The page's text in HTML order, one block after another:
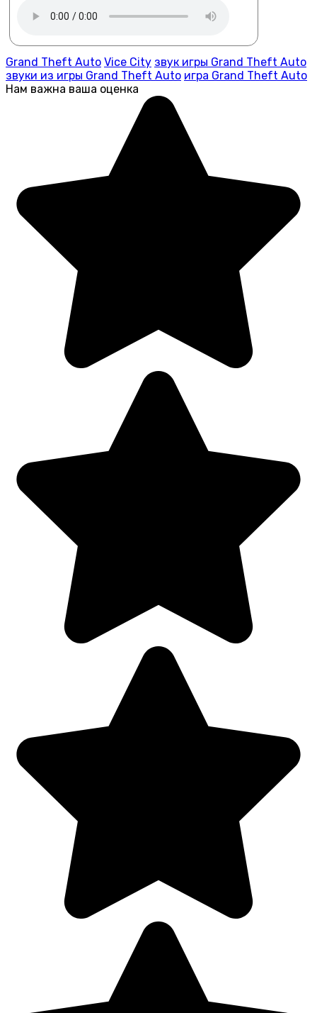
Grand Theft Auto Vice City звук игры Grand Theft Auto
звуки из игры Grand Theft Auto игра Grand Theft Auto
Нам важна ваша оценка